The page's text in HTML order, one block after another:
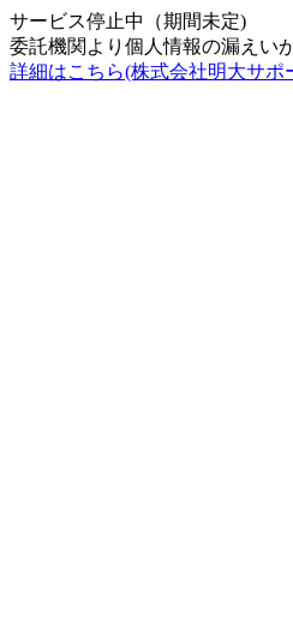
サービス停止中（期間未定)
委託機関より個人情報の漏えい
詳細はこちら(株式会社明大サポ